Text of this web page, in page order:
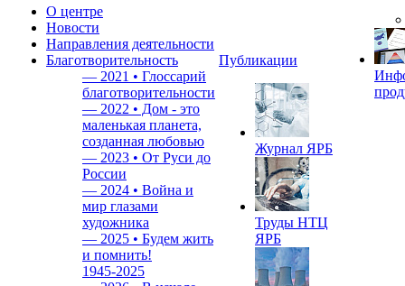
О центре
Новости
Направления деятельности
Благотворительность
— 2021 • Глоссарий
благотворительности
— 2022 • Дом - это
маленькая планета,
созданная любовью
— 2023 • От Руси до
России
— 2024 • Война и
мир глазами
художника
— 2025 • Будем жить
и помнить!
1945-2025
Публикации
Журнал ЯРБ
Труды НТЦ
ЯРБ